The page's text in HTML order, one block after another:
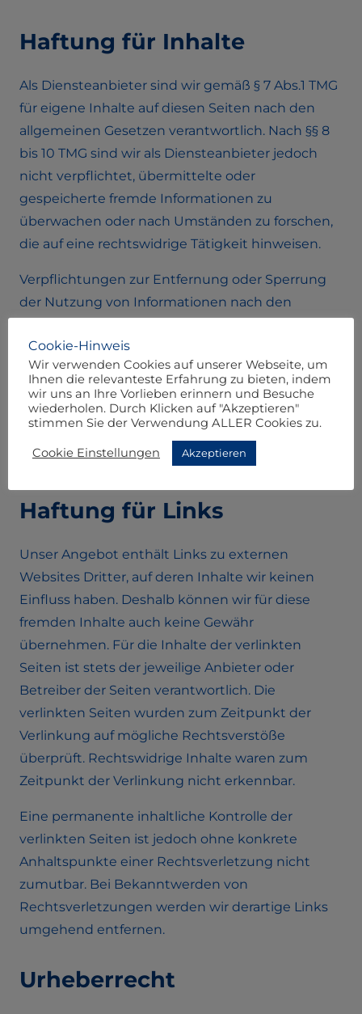
Haftung für Inhalte
Als Diensteanbieter sind wir gemäß § 7 Abs.1 TMG
für eigene Inhalte auf diesen Seiten nach den
allgemeinen Gesetzen verantwortlich. Nach §§ 8
bis 10 TMG sind wir als Diensteanbieter jedoch
nicht verpflichtet, übermittelte oder
gespeicherte fremde Informationen zu
überwachen oder nach Umständen zu forschen,
die auf eine rechtswidrige Tätigkeit hinweisen.
Verpflichtungen zur Entfernung oder Sperrung
der Nutzung von Informationen nach den
unberührt. Eine diesbezügliche Haftung ist
jedoch erst ab dem Zeitpunkt der Kenntnis einer
konkreten Rechtsverletzung möglich. Bei
Bekanntwerden von entsprechenden
Rechtsverletzungen werden wir diese Inhalte
umgehend entfernen.
Haftung für Links
Unser Angebot enthält Links zu externen
Websites Dritter, auf deren Inhalte wir keinen
Einfluss haben. Deshalb können wir für diese
fremden Inhalte auch keine Gewähr
übernehmen. Für die Inhalte der verlinkten
Seiten ist stets der jeweilige Anbieter oder
Betreiber der Seiten verantwortlich. Die
verlinkten Seiten wurden zum Zeitpunkt der
Verlinkung auf mögliche Rechtsverstöße
überprüft. Rechtswidrige Inhalte waren zum
Zeitpunkt der Verlinkung nicht erkennbar.
Eine permanente inhaltliche Kontrolle der
verlinkten Seiten ist jedoch ohne konkrete
Anhaltspunkte einer Rechtsverletzung nicht
zumutbar. Bei Bekanntwerden von
Rechtsverletzungen werden wir derartige Links
umgehend entfernen.
Urheberrecht
Cookie-Hinweis
Wir verwenden Cookies auf unserer Webseite, um
Ihnen die relevanteste Erfahrung zu bieten, indem
wir uns an Ihre Vorlieben erinnern und Besuche
wiederholen. Durch Klicken auf "Akzeptieren"
stimmen Sie der Verwendung ALLER Cookies zu.
Cookie Einstellungen Akzeptieren